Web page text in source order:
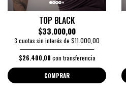
TOP BLACK
$33.000,00
3 cuotas sin interés de $11.000,00
$26.400,00 con transferencia
COMPRAR